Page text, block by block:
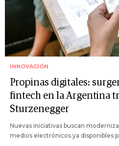
INNOVACIÓN
Propinas digitales:
fintech en la Argentina
Sturzenegger
Nuevas iniciativas buscan
medios electrónicos ya disponibles